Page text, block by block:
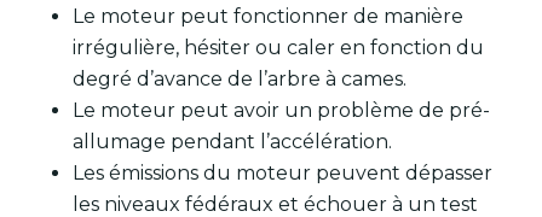
Le moteur peut fonctionner de manière
irrégulière, hésiter ou caler en fonction du
degré d’avance de l’arbre à cames.
Le moteur peut avoir un problème de pré-
allumage pendant l’accélération.
Les émissions du moteur peuvent dépasser
les niveaux fédéraux et échouer à un test